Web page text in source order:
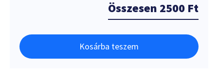
Összesen 2500 Ft
Kosárba teszem